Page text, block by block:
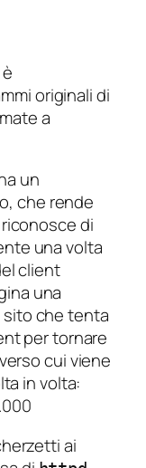
originali di
a
un
che rende
di
una volta
client
una
sito che tenta
per tornare
cui viene
in volta:
ai